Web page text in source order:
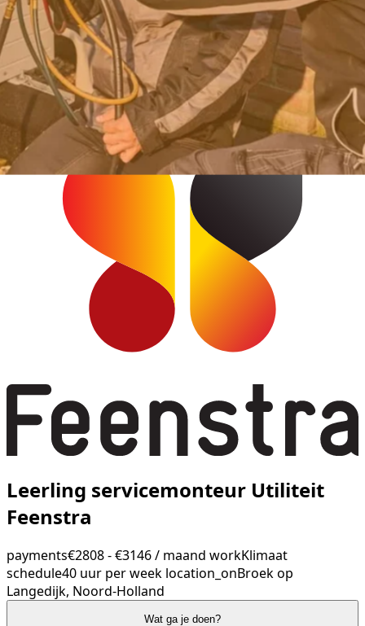
Leerling servicemonteur Utiliteit
Feenstra
payments€2808 - €3146 / maand workKlimaat
schedule40 uur per week location_onBroek op
Langedijk, Noord-Holland
Wat ga je doen?